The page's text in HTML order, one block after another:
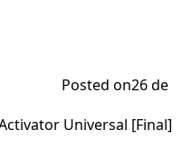
Posted on26 de